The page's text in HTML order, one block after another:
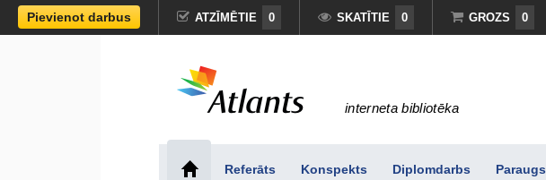
Pievienot darbus ATZĪMĒTIE 0 SKATĪTIE 0 GROZS 0
interneta bibliotēka
Referāts Konspekts Diplomdarbs Paraugs